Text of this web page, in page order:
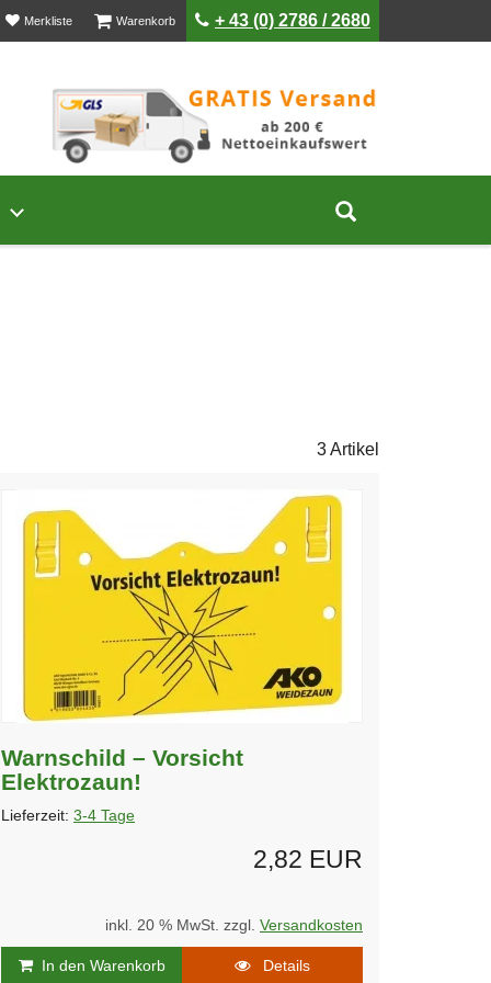
Merklisteist leer Warenkorbist leer+ 43 (0) 2786 / 2680
Untermenü von Unternehmen öffnen
3 Artikel
Warnschild – Vorsicht
Elektrozaun!
Lieferzeit: 3-4 Tage
2,82 EUR
inkl. 20 % MwSt. zzgl. Versandkosten
In den Warenkorb Details